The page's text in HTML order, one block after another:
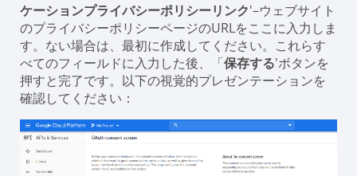
ケーションプライバシーポリシーリンク'–ウェブサイト
のプライバシーポリシーページのURLをここに入力しま
す。ない場合は、最初に作成してください。これらす
べてのフィールドに入力した後、「保存する'ボタンを
押すと完了です。以下の視覚的プレゼンテーションを
確認してください：